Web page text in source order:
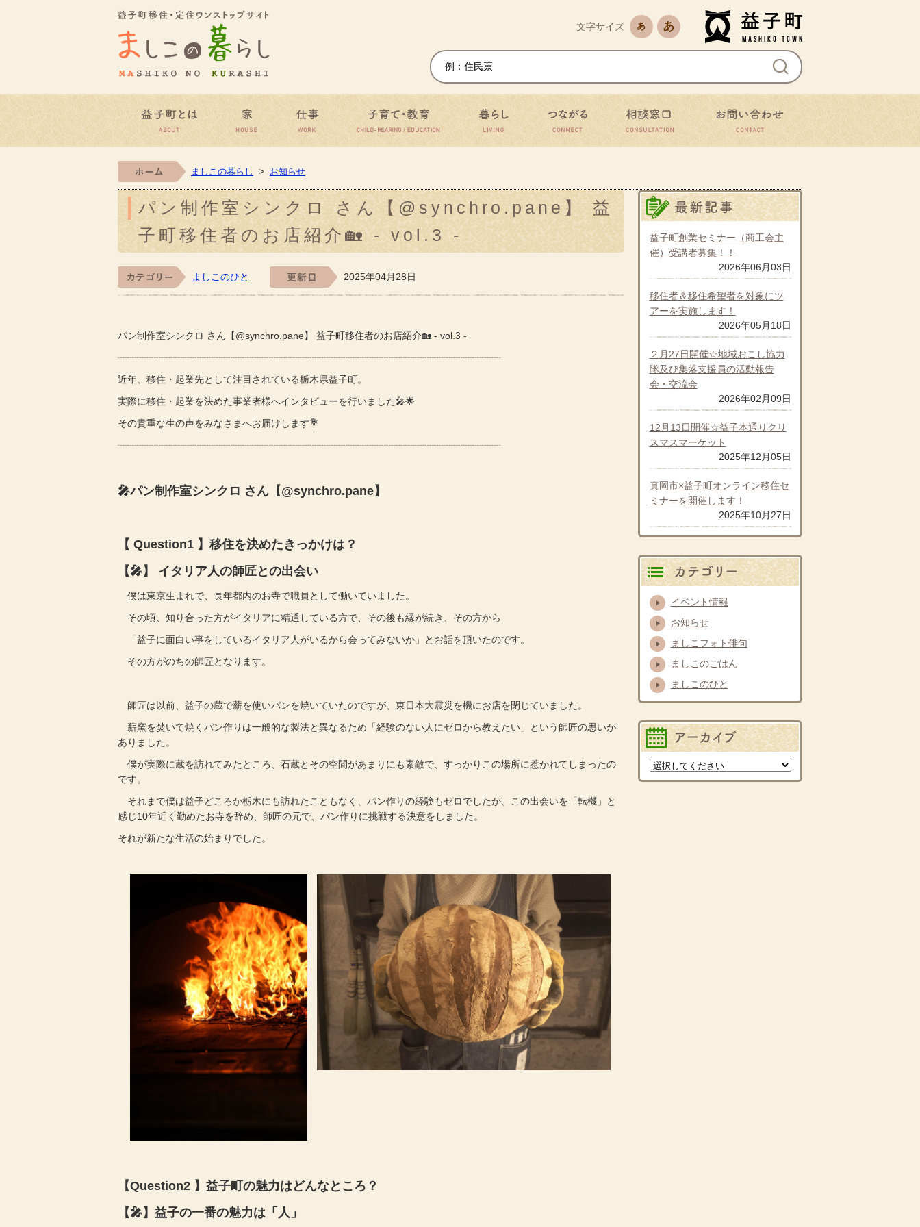
文字サイズ
文字サイズを縮小
文字サイズを拡大
益子町とは 家 仕事 子育て・教育 暮らし つながる 相談窓口 お問い合わせ
ホーム
ましこの暮らし > お知らせ
パン制作室シンクロ さん【@synchro.pane】 益
子町移住者のお店紹介🏡 - vol.3 -
ましこのひと 2025年04月28日
パン制作室シンクロ さん【@synchro.pane】 益子町移住者のお店紹介🏡 - vol.3 -
┈┈┈┈┈┈┈┈┈┈┈┈┈┈┈┈┈┈┈┈┈┈┈┈┈┈┈┈┈┈┈┈┈┈┈┈┈┈┈┈
近年、移住・起業先として注目されている栃木県益子町。
実際に移住・起業を決めた事業者様へインタビューを行いました🎤🌟
その貴重な生の声をみなさまへお届けします💐
┈┈┈┈┈┈┈┈┈┈┈┈┈┈┈┈┈┈┈┈┈┈┈┈┈┈┈┈┈┈┈┈┈┈┈┈┈┈┈┈
🎤パン制作室シンクロ さん【@synchro.pane】
【 Question1 】移住を決めたきっかけは？
【🎤】 イタリア人の師匠との出会い
僕は東京生まれで、長年都内のお寺で職員として働いていました。
その頃、知り合った方がイタリアに精通している方で、その後も縁が続き、その方から
「益子に面白い事をしているイタリア人がいるから会ってみないか」とお話を頂いたのです。
その方がのちの師匠となります。
師匠は以前、益子の蔵で薪を使いパンを焼いていたのですが、東日本大震災を機にお店を閉じていました。
薪窯を焚いて焼くパン作りは一般的な製法と異なるため「経験のない人にゼロから教えたい」という師匠の思いが
ありました。
僕が実際に蔵を訪れてみたところ、石蔵とその空間があまりにも素敵で、すっかりこの場所に惹かれてしまったの
です。
それまで僕は益子どころか栃木にも訪れたこともなく、パン作りの経験もゼロでしたが、この出会いを「転機」と
感じ10年近く勤めたお寺を辞め、師匠の元で、パン作りに挑戦する決意をしました。
それが新たな生活の始まりでした。
【Question2 】益子町の魅力はどんなところ？
【🎤】益子の一番の魅力は「人」
2026年06月03日
益子町創業セミナー（商工会主
催）受講者募集！！
2026年05月18日
移住者＆移住希望者を対象にツ
アーを実施します！
2026年02月09日
２月27日開催☆地域おこし協力
隊及び集落支援員の活動報告
会・交流会
2025年12月05日
12月13日開催☆益子本通りクリ
スマスマーケット
2025年10月27日
真岡市×益子町オンライン移住セ
ミナーを開催します！
イベント情報
お知らせ
ましこフォト俳句
ましこのごはん
ましこのひと